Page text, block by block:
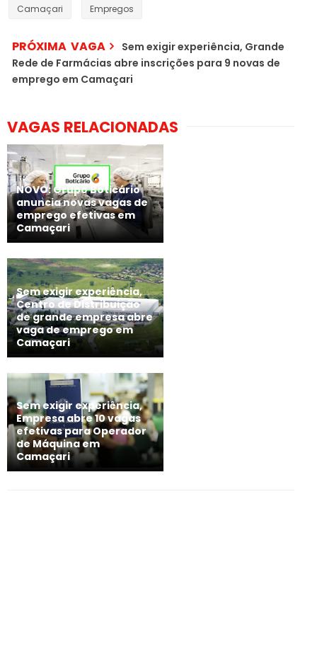
Camaçari Empregos
PRÓXIMA VAGA
Sem exigir experiência, Grande
Rede de Farmácias abre inscrições para 9 novas de
emprego em Camaçari
VAGAS RELACIONADAS
NOVO: Grupo Boticário
anuncia novas vagas de
emprego efetivas em
Camaçari
Sem exigir experiência,
Centro de Distribuição
de grande empresa abre
vaga de emprego em
Camaçari
Sem exigir experiência,
Empresa abre 10 vagas
efetivas para Operador
de Máquina em
Camaçari